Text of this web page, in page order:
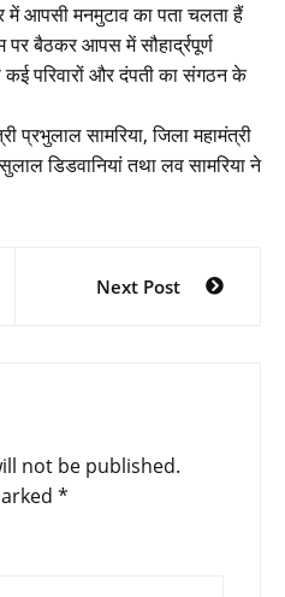
में आपसी मनमुटाव का पता चलता हैं
पर बैठकर आपस में सौहार्द्रपूर्ण
परिवारों और दंपती का संगठन के
सामरिया, जिला महामंत्री
डिडवानियां तथा लव सामरिया ने
Next Post
not be published.
*